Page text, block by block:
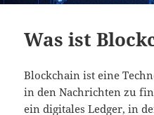
Was ist
Blockchain ist eine
in den Nachrichten zu
ein digitales Ledger, in